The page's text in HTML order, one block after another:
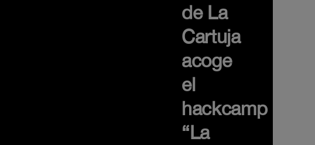
de La
Cartuja
acoge
el
hackcamp
“La